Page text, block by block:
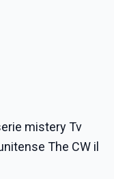
mistery Tv
The CW il